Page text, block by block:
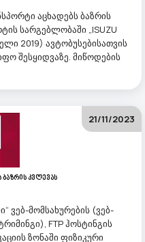
აცხადებს ბაზრის
სარგებლობაში „ISUZU
2019) ავტობუსებისათვის
შესყიდვაზე. მიწოდების
Ბაზრის Კვლევას
21/11/2023
ვებ-მომსახურების (ვებ-
FTP ჰოსტინგის
ზონაში ფიზიკური